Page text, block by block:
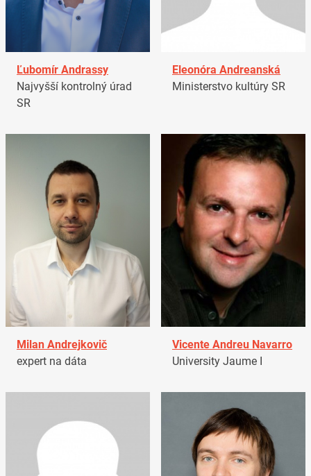
Ľubomír Andrassy
Najvyšší kontrolný úrad
SR
Eleonóra Andreanská
Ministerstvo kultúry SR
Milan Andrejkovič
expert na dáta
Vicente Andreu Navarro
University Jaume I